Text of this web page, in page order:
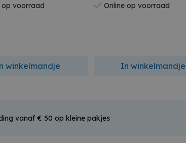
op voorraad
winkelmandje
Online op voorraad
In winkelmandje
vanaf € 50 op kleine pakjes